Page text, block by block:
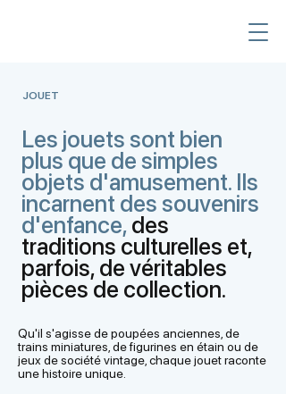
JOUET
Les jouets sont bien
plus que de simples
objets d'amusement. Ils
incarnent des souvenirs
d'enfance,des
traditions culturelles et,
parfois, de véritables
pièces de collection.
Qu'il s'agisse de poupées anciennes, de
trains miniatures, de figurines en étain ou de
jeux de société vintage, chaque jouet raconte
une histoire unique.